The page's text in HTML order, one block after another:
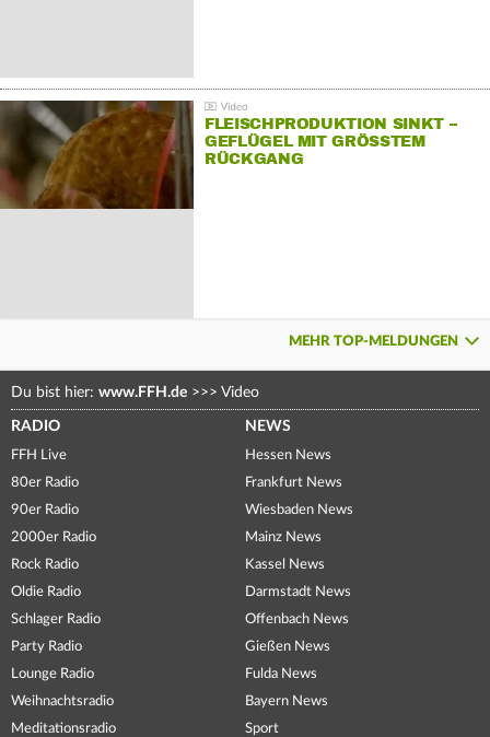
FLEISCHPRODUKTION SINKT –
GEFLÜGEL MIT GRÖSSTEM R
ÜCKGANG
MEHR TOP-MELDUNGEN
Du bist hier: www.FFH.de >>> Video
RADIO
FFH Live
80er Radio
90er Radio
2000er Radio
Rock Radio
Oldie Radio
Schlager Radio
Party Radio
Lounge Radio
Weihnachtsradio
Meditationsradio
NEWS
Hessen News
Frankfurt News
Wiesbaden News
Mainz News
Kassel News
Darmstadt News
Offenbach News
Gießen News
Fulda News
Bayern News
Sport